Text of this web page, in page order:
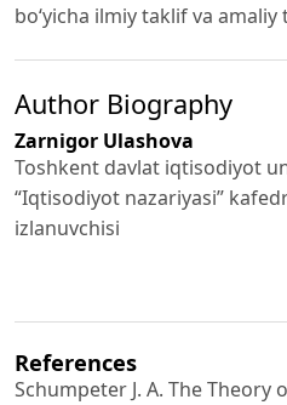
boʻyicha ilmiy taklif va
Author Biography
Zarnigor Ulashova
Toshkent davlat iqtisodiyot
“Iqtisodiyot nazariyasi”
izlanuvchisi
References
Schumpeter J. A. The Theory